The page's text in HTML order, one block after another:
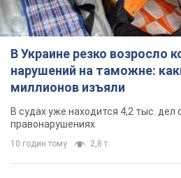
В Украине резко возросло
нарушений на таможне:
миллионов изъяли
В судах уже находится 4,2 тыс.
правонарушениях
10 годин тому 2,8 т.